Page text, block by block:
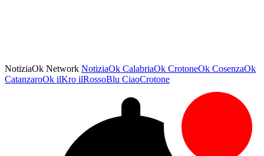
NotiziaOk Network NotiziaOk CalabriaOk CrotoneOk CosenzaOk
CatanzaroOk ilKro ilRossoBlu CiaoCrotone